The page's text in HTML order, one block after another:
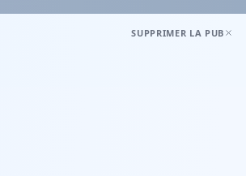
SUPPRIMER LA PUB